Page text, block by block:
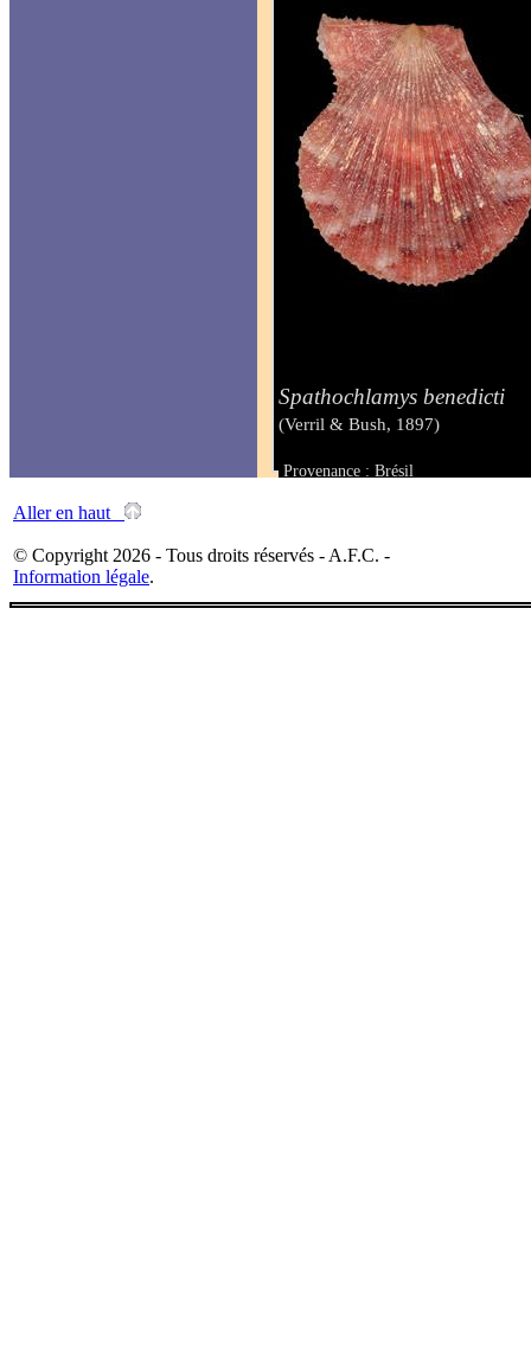
Spathochlamys benedicti
(Verril & Bush, 1897)
Provenance : Brésil
Aller en haut
© Copyright 2026 - Tous droits réservés - A.F.C. -
Information légale.